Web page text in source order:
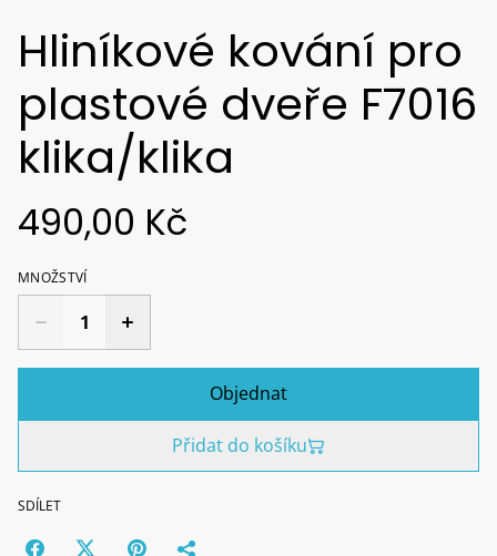
Hliníkové kování pro
plastové dveře F7016
klika/klika
490,00 Kč
MNOŽSTVÍ
Objednat
Přidat do košíku
SDÍLET